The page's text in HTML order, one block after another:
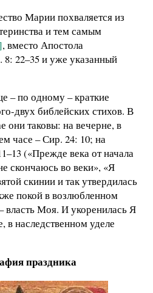
Марии похваляется из
и тем самым
, вместо Апостола
8: 22–35 и уже указанный
– по одному – краткие
двух библейских стихов. В
они таковы: на вечерне, в
часе – Сир. 24: 10; на
(«Прежде века от начала
скончаюсь во веки», «Я
скинии и так утвердилась
покой в возлюбленном
власть Моя. И укоренилась Я
в наследственном уделе
праздника